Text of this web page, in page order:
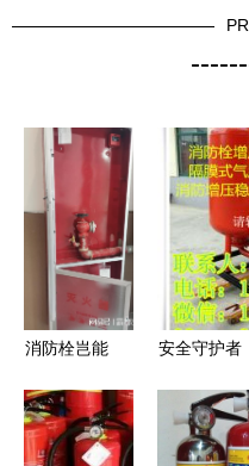
消防栓岂能
子”？合肥
吾悦广场安
安全守护者
防器材经营
部守护万家